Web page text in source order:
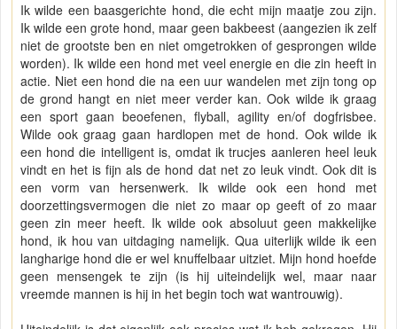
Ik wilde een baasgerichte hond, die echt mijn maatje zou zijn.
Ik wilde een grote hond, maar geen bakbeest (aangezien ik zelf
niet de grootste ben en niet omgetrokken of gesprongen wilde
worden). Ik wilde een hond met veel energie en die zin heeft in
actie. Niet een hond die na een uur wandelen met zijn tong op
de grond hangt en niet meer verder kan. Ook wilde ik graag
een sport gaan beoefenen, flyball, agility en/of dogfrisbee.
Wilde ook graag gaan hardlopen met de hond. Ook wilde ik
een hond die intelligent is, omdat ik trucjes aanleren heel leuk
vindt en het is fijn als de hond dat net zo leuk vindt. Ook dit is
een vorm van hersenwerk. Ik wilde ook een hond met
doorzettingsvermogen die niet zo maar op geeft of zo maar
geen zin meer heeft. Ik wilde ook absoluut geen makkelijke
hond, ik hou van uitdaging namelijk. Qua uiterlijk wilde ik een
langharige hond die er wel knuffelbaar uitziet. Mijn hond hoefde
geen mensengek te zijn (is hij uiteindelijk wel, maar naar
vreemde mannen is hij in het begin toch wat wantrouwig).